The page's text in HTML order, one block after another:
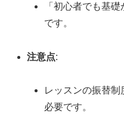
「初心者でも基
です。
注意点:
レッスンの振替
必要です。